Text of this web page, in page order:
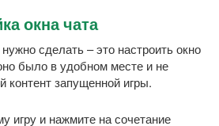
окна чата
сделать – это настроить окно
было в удобном месте и не
контент запущенной игры.
игру и нажмите на сочетание